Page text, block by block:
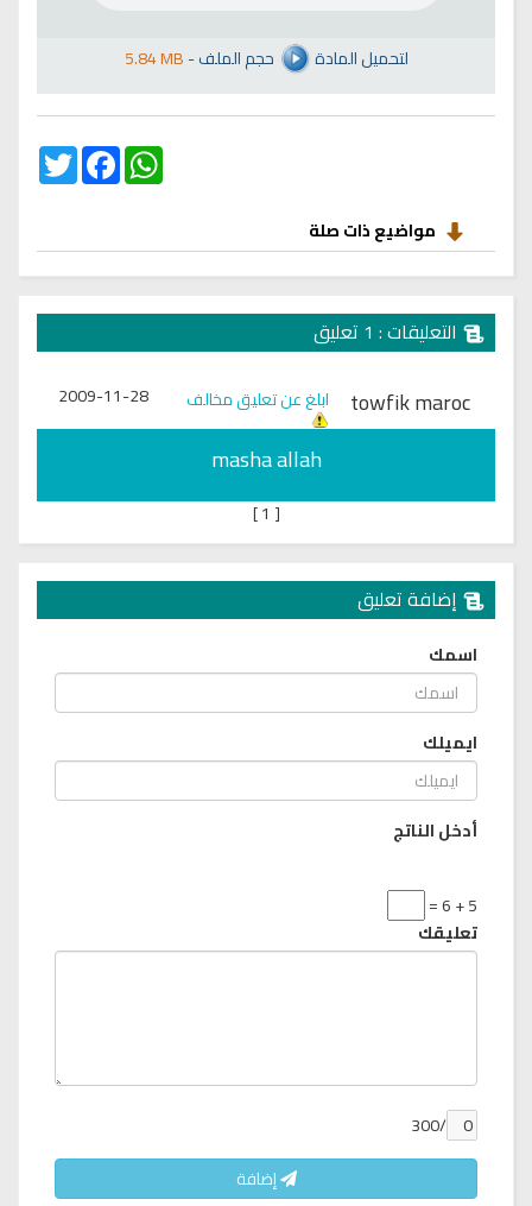
5.84 MB- لتحميل المادة حجم الملف
Twitter
FacebookWhatsApp
مواضيع ذات صلة
التعليقات : 1 تعليق
towfik maroc ابلغ عن تعليق مخالف 2009-11-28
masha allah
[
]
إضافة تعليق
اسمك
ايميلك
أدخل الناتج
5 + 6 =
تعليقك
/300
إضافة